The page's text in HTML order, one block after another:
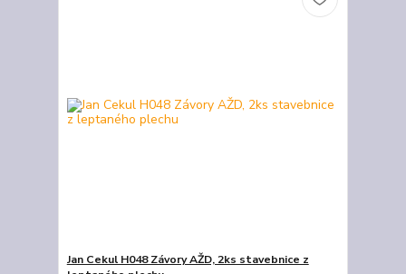
Jan Cekul H048 Závory AŽD, 2ks stavebnice z